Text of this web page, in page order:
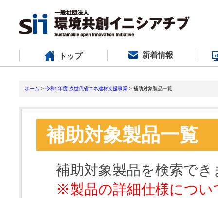
トップ 新着情報
ホーム > 令和5年度 次世代省エネ建材支援事業 > 補助対象製品一覧
補助対象製品一覧
補助対象製品を検索でき
※製品の詳細仕様につい